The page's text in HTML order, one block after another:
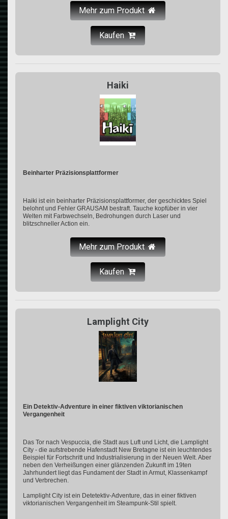
Mehr zum Produkt
Kaufen
Haiki
Beinharter Präzisionsplattformer
Haiki ist ein beinharter Präzisionsplattformer, der geschicktes Spiel
belohnt und Fehler GRAUSAM bestraft. Tauche kopfüber in vier
Welten mit Farbwechseln, Bedrohungen durch Laser und
blitzschneller Action ein.
Mehr zum Produkt
Kaufen
Lamplight City
Ein Detektiv-Adventure in einer fiktiven viktorianischen
Vergangenheit
Das Tor nach Vespuccia, die Stadt aus Luft und Licht, die Lamplight
City - die aufstrebende Hafenstadt New Bretagne ist ein leuchtendes
Beispiel für Fortschritt und Industrialisierung in der Neuen Welt. Aber
neben den Verheißungen einer glänzenden Zukunft im 19ten
Jahrhundert liegt das Fundament der Stadt in Armut, Klassenkampf
und Verbrechen.
Lamplight City ist ein Detetektiv-Adventure, das in einer fiktiven
viktorianischen Vergangenheit im Steampunk-Stil spielt.